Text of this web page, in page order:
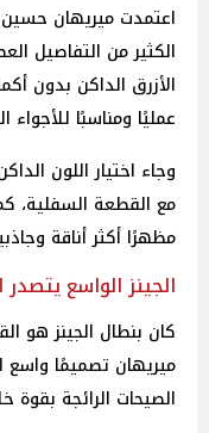
اعتمدت ميريهان
الكثير من التفاصيل
الأزرق الداكن بدون
عمليًا ومناسبًا للأجواء
وجاء اختيار اللون
مع القطعة السفلية،
مظهرًا أكثر أناقة
الجينز الواسع
كان بنطال الجينز هو
ميريهان تصميمًا واسع
الصيحات الرائجة بقوة